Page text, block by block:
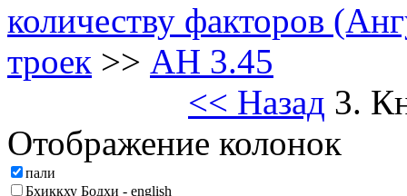
количеству факторов
троек >> АН 3.45
<< Назад 3.
Отображение колонок
пали
Бхиккху Бодхи - english